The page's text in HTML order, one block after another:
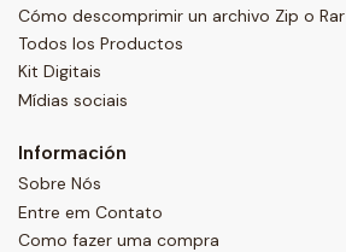
Cómo descomprimir un archivo Zip o Rar
Todos los Productos
Kit Digitais
Mídias sociais
Información
Sobre Nós
Entre em Contato
Como fazer uma compra